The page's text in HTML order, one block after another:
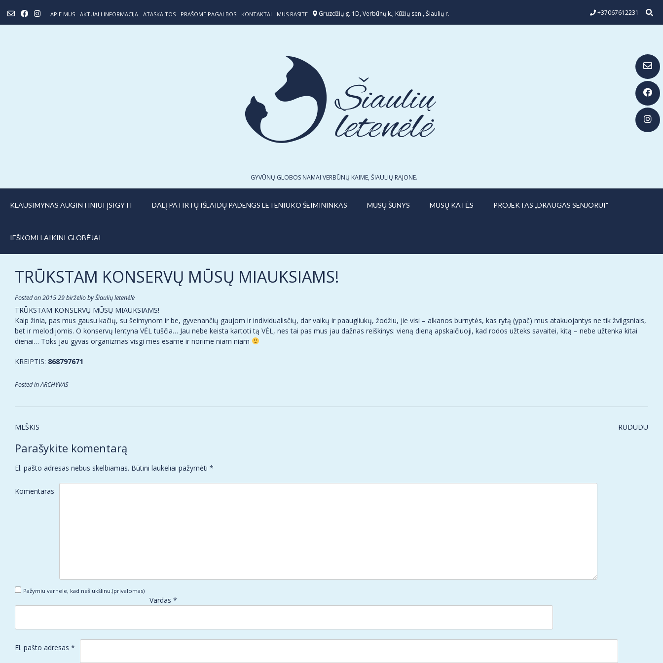
content
APIE MUS AKTUALI INFORMACIJA ATASKAITOS PRAŠOME PAGALBOS KONTAKTAI MUS RASITE Gruzdžių g. 1D, Verbūnų k., Kūžių sen., Šiaulių r. +37067612231
GYVŪNŲ GLOBOS NAMAI VERBŪNŲ KAIME, ŠIAULIŲ RAJONE.
KLAUSIMYNAS AUGINTINIUI ĮSIGYTI DALĮ PATIRTŲ IŠLAIDŲ PADENGS LETENIUKO ŠEIMININKAS MŪSŲ ŠUNYS MŪSŲ KATĖS PROJEKTAS „DRAUGAS SENJORUI“
IEŠKOMI LAIKINI GLOBĖJAI
TRŪKSTAM KONSERVŲ MŪSŲ MIAUKSIAMS!
Posted on2015 29 birželiobyŠiaulių letenėlė
TRŪKSTAM KONSERVŲ MŪSŲ MIAUKSIAMS!
Kaip žinia, pas mus gausu kačių, su šeimynom ir be, gyvenančių gaujom ir individualisčių, dar vaikų ir paaugliukų, žodžiu, jie visi – alkanos burnytės, kas rytą (ypač) mus atakuojantys ne tik žvilgsniais,
bet ir melodijomis. O konservų lentyna VĖL tuščia… Jau nebe keista kartoti tą VĖL, nes tai pas mus jau dažnas reiškinys: vieną dieną apskaičiuoji, kad rodos užteks savaitei, kitą – nebe užtenka kitai
dienai… Toks jau gyvas organizmas visgi mes esame ir norime niam niam
KREIPTIS: 868797671
Posted inARCHYVAS
Post
MEŠKIS RUDUDU
Parašykite komentarą
El. pašto adresas nebus skelbiamas. Būtini laukeliai pažymėti *
Komentaras
Pažymiu varnele, kad nešiukšlinu.(privalomas)
Vardas *
El. pašto adresas *